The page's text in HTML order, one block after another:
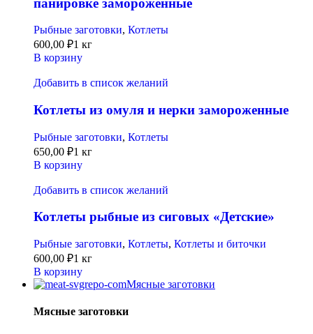
Рыбные заготовки, Котлеты
600,00 ₽1 кг
В корзину
Добавить в список желаний
Котлеты из омуля и нерки замороженные
Рыбные заготовки, Котлеты
650,00 ₽1 кг
В корзину
Добавить в список желаний
Котлеты рыбные из сиговых «Детские»
Рыбные заготовки, Котлеты, Котлеты и биточки
600,00 ₽1 кг
В корзину
Мясные заготовки
Мясные заготовки